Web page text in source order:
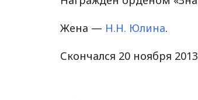
Жена — Н.Н. Юлина.
Скончался 20 ноября